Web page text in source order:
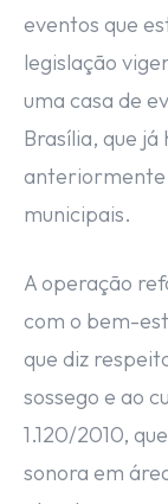
eventos que
legislação
uma casa de
Brasília, que
anteriormente
municipais.
A operação
com o bem-
que diz
sossego e ao
1.120/2010,
sonora em